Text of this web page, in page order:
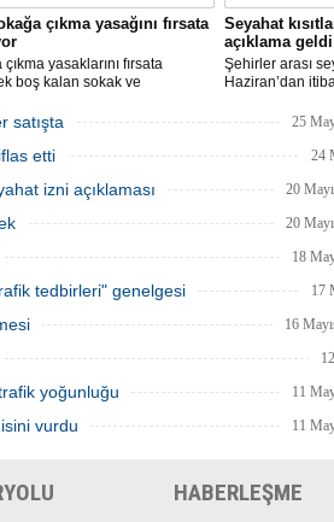
çıkma yasağını fırsata
yasaklarını fırsata
boş kalan sokak ve
İBB, bu hafta sonu, şimdiye
en yüksek sayıdaki personeliyle
olacak.
Seyahat
açıklama geldi
Şehirler arası
Haziran’dan
bazı şehirler için
satışta 25
etti 24
izni açıklaması 20
20
18
tedbirleri" genelgesi 17
16
yoğunluğu 11
vurdu 11
HABERLEŞME